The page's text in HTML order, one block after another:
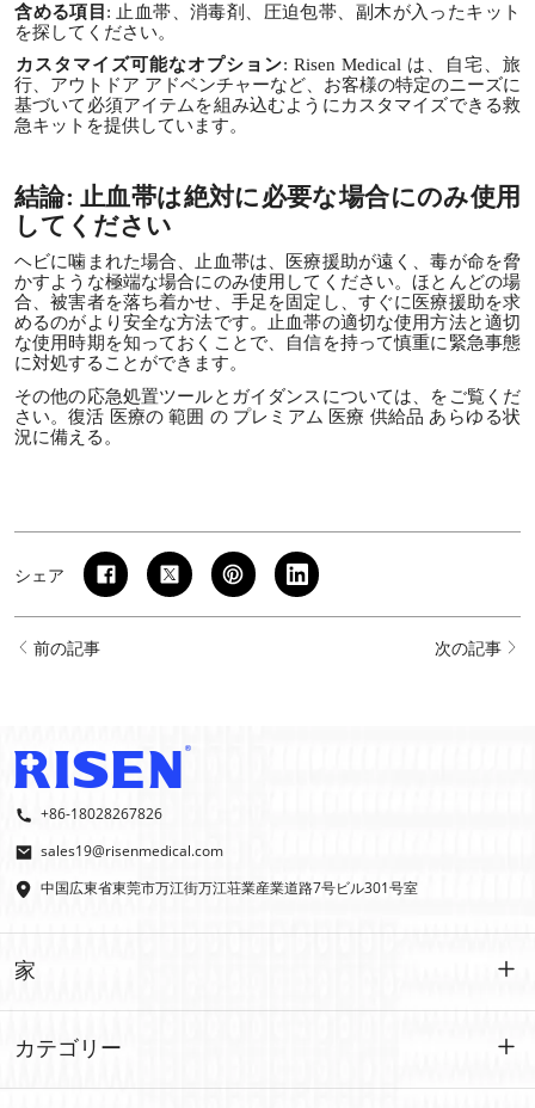
含める項目 : 止血帯、消毒剤、圧迫包帯、副木が入ったキット
を探してください。
カスタマイズ可能なオプション: Risen Medical は、自宅、旅
行、アウトドア アドベンチャーなど、お客様の特定のニーズに
基づいて必須アイテムを組み込むようにカスタマイズできる救
急キットを提供しています。
結論: 止血帯は絶対に必要な場合にのみ使用
してください
ヘビに噛まれた場合、止血帯は、医療援助が遠く、毒が命を脅
かすような極端な場合にのみ使用してください。ほとんどの場
合、被害者を落ち着かせ、手足を固定し、すぐに医療援助を求
めるのがより安全な方法です。止血帯の適切な使用方法と適切
な使用時期を知っておくことで、自信を持って慎重に緊急事態
に対処することができます。
その他の応急処置ツールとガイダンスについては、をご覧くだ
さい。 復活 医療の 範囲 の プレミアム 医療 供給品 あらゆる状
況に備える。
シェア
前の記事 次の記事
+86-18028267826
sales19@risenmedical.com
中国広東省東莞市万江街万江荘業産業道路7号ビル301号室
家
製品
カテゴリー